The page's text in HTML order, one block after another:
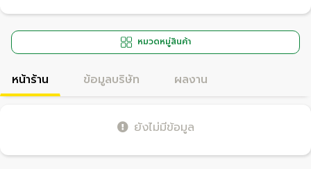
หมวดหมู่สินค้า
หน้าร้าน ข้อมูลบริษัท ผลงาน
ยังไม่มีข้อมูล